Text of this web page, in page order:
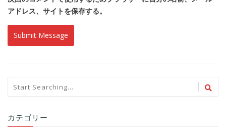
アドレス、サイトを保存する。
カテゴリー